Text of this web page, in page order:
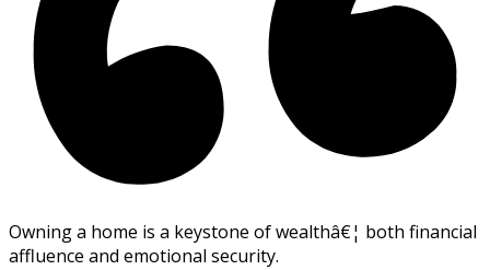
Owning a home is a keystone of wealthâ€¦ both financial
affluence and emotional security.